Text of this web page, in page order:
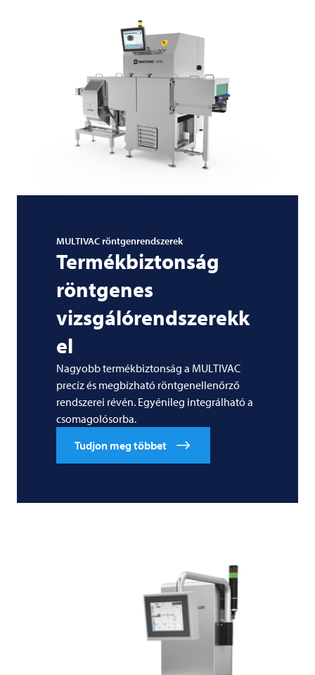
MULTIVACröntgenrendszerek
Termékbiztonság
röntgenes
vizsgálórendszerekk
el
Nagyobb termékbiztonság a MULTIVAC
precíz és megbízható röntgenellenőrző
rendszerei révén. Egyénileg integrálható a
csomagolósorba.
Tudjon meg többet